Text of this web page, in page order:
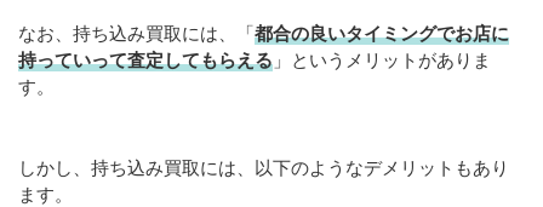
なお、持ち込み買取には、「都合の良いタイミングでお店に
持っていって査定してもらえる 」というメリットがありま
す。
しかし、持ち込み買取には、以下のようなデメリットもあり
ます。